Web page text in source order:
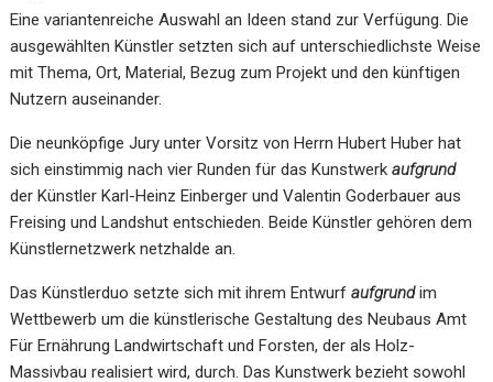
Eine variantenreiche Auswahl an Ideen stand zur Verfügung. Die
ausgewählten Künstler setzten sich auf unterschiedlichste Weise
mit Thema, Ort, Material, Bezug zum Projekt und den künftigen
Nutzern auseinander.
Die neunköpfige Jury unter Vorsitz von Herrn Hubert Huber hat
sich einstimmig nach vier Runden für das Kunstwerk aufgrund
der Künstler Karl-Heinz Einberger und Valentin Goderbauer aus
Freising und Landshut entschieden. Beide Künstler gehören dem
Künstlernetzwerk netzhalde an.
Das Künstlerduo setzte sich mit ihrem Entwurfaufgrundim
Wettbewerb um die künstlerische Gestaltung des Neubaus Amt
Für Ernährung Landwirtschaft und Forsten, der als Holz-
Massivbau realisiert wird, durch. Das Kunstwerk bezieht sowohl